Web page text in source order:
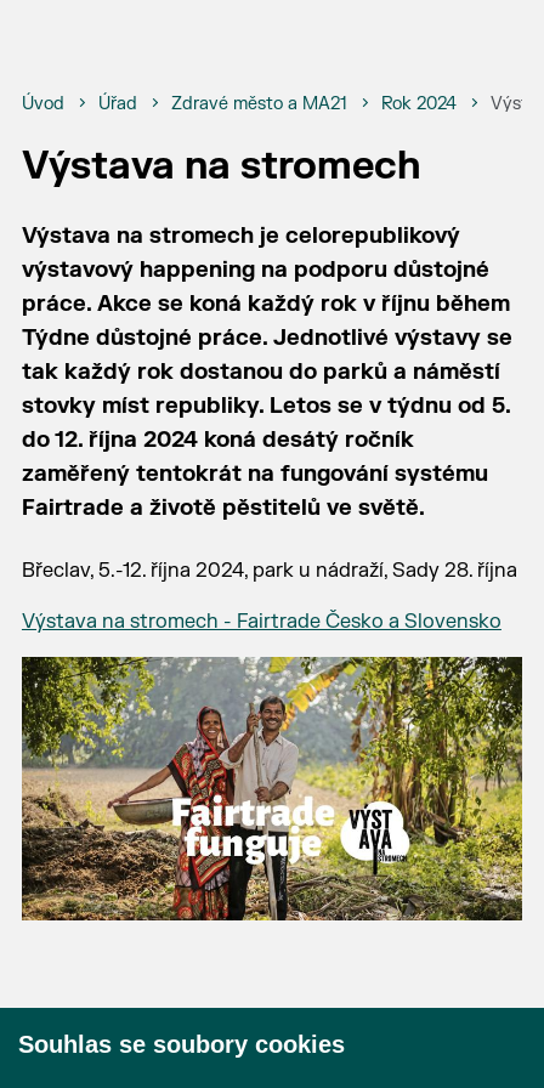
Úvod Úřad Zdravé město a MA21 Rok 2024
Výstava na stromech
Výstava na stromech je celorepublikový
výstavový happening na podporu důstojné
práce. Akce se koná každý rok v říjnu během
Týdne důstojné práce. Jednotlivé výstavy se
tak každý rok dostanou do parků a náměstí
stovky míst republiky. Letos se v týdnu od 5.
do 12. října 2024 koná desátý ročník
zaměřený tentokrát na fungování systému
Fairtrade a životě pěstitelů ve světě.
Břeclav, 5.-12. října 2024, park u nádraží, Sady 28. října
Výstava na stromech - Fairtrade Česko a Slovensko
Souhlas se soubory cookies